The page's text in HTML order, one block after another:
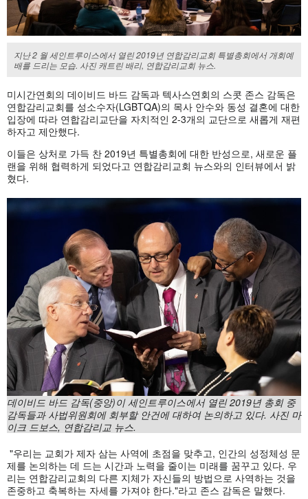
지난 2 월 세인트루이스에서 열린 2019년 연합감리교회 특별총회에서 개회예
배를 드리는 모습. 사진 캐트린 배리, 연합감리교회 뉴스.
미시간연회의 데이비드 바드 감독과 텍사스연회의 스콧 존스 감독은
연합감리교회를 성소수자(LGBTQA)의 목사 안수와 동성 결혼에 대한
입장에 따라 연합감리교단을 자치적인 2-3개의 교단으로 새롭게 재편
하자고 제안했다.
이들은 상처로 가득 찬 2019년 특별총회에 대한 반성으로, 새로운 플
랜을 위해 협력하게 되었다고 연합감리교회 뉴스와의 인터뷰에서 밝
혔다.
데이비드 바드 감독(중앙)이세인트루이스에서 열린 2019년 총회 중
감독들과 사법위원회에 회부할 안건에 대하여 논의하고 있다. 사진 마
이크 드보스, 연합감리교 뉴스.
"우리는 교회가 제자 삼는 사역에 초점을 맞추고, 인간의 성정체성 문
제를 논의하는 데 드는 시간과 노력을 줄이는 미래를 꿈꾸고 있다. 우
리는 연합감리교회의 다른 지체가 자신들의 방법으로 사역하는 것을
존중하고 축복하는 자세를 가져야 한다."라고 존스 감독은 말했다.